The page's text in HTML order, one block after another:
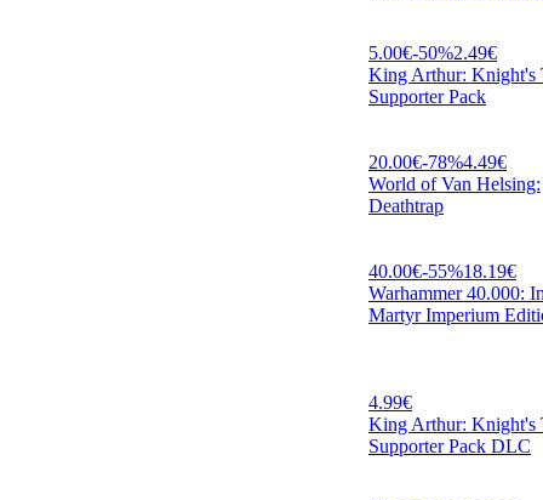
5.00€-50%2.49€
King Arthur: Knight's
Supporter Pack
20.00€-78%4.49€
World of Van Helsing:
Deathtrap
40.00€-55%18.19€
Warhammer 40.000:
Martyr Imperium
4.99€
King Arthur: Knight's
Supporter Pack DLC